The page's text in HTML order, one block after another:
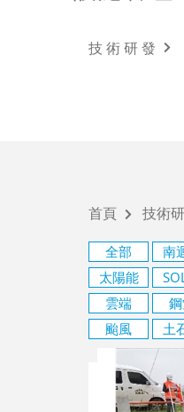
最新
AI人
學習
技術研發
首頁 技術
全部 南
太陽能
雲端
颱風
土